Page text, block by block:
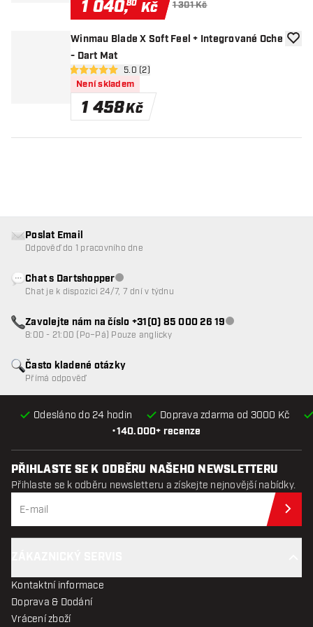
1 040,80 Kč 1 301 Kč
Winmau Blade X Soft Feel + Integrované Oche
- Dart Mat
otevřít panel recenzí
5 hodnoticí hvězdičky
5.0 (2)
Není skladem
1 458Kč
•140.000+ recenze
Odesláno do 24 hodin Doprava zdarma od 3000 Kč
Často kladené otázky
Přímá odpověď
Poslat Email
Odpověď do 1 pracovního dne
Chat s DartshopperZákaznický servis nedostupný
Chat je k dispozici 24/7, 7 dní v týdnu
Zavolejte nám na číslo +31(0) 85 000 26 19Zákaznický servis
8:00 - 21:00 (Po–Pá) Pouze anglicky
PŘIHLASTE SE K ODBĚRU NAŠEHO NEWSLETTERU
Přihlaste se k odběru newsletteru a získejte nejnovější nabídky.
Kontaktní informace
Doprava & Dodání
Vrácení zboží